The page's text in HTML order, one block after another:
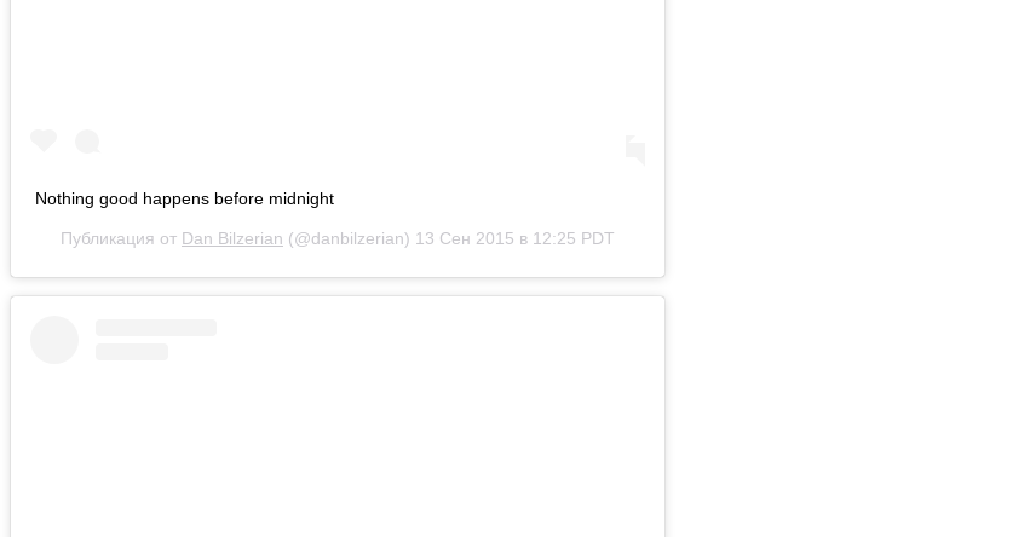
Nothing good happens before midnight
Публикация от Dan Bilzerian (@danbilzerian) 13 Сен 2015 в 12:25 PDT